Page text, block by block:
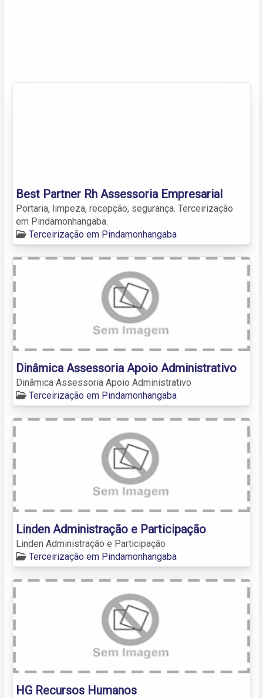
Best Partner Rh Assessoria Empresarial
Portaria, limpeza, recepção, segurança. Terceirização
em Pindamonhangaba.
Terceirização em Pindamonhangaba
Dinâmica Assessoria Apoio Administrativo
Dinâmica Assessoria Apoio Administrativo
Terceirização em Pindamonhangaba
Linden Administração e Participação
Linden Administração e Participação
Terceirização em Pindamonhangaba
HG Recursos Humanos